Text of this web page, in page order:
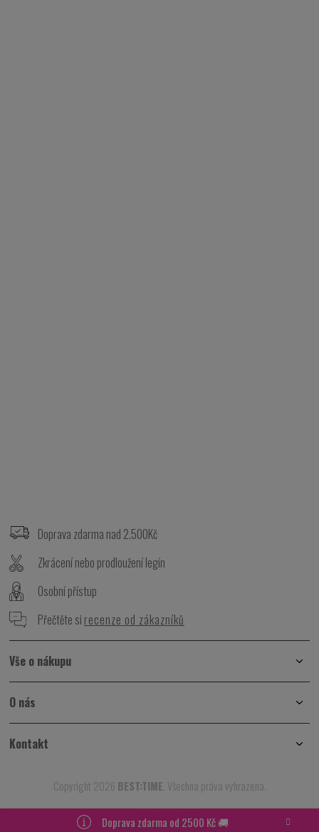
Doprava zdarma od 2500 Kč 🚚
Doprava zdarma nad 2.500Kč
Zkrácení nebo prodloužení legín
Osobní přístup
Přečtěte si recenze od zákazníků
Vše o nákupu
O nás
Kontakt
Copyright 2026 BEST:TIME. Všechna práva vyhrazena.